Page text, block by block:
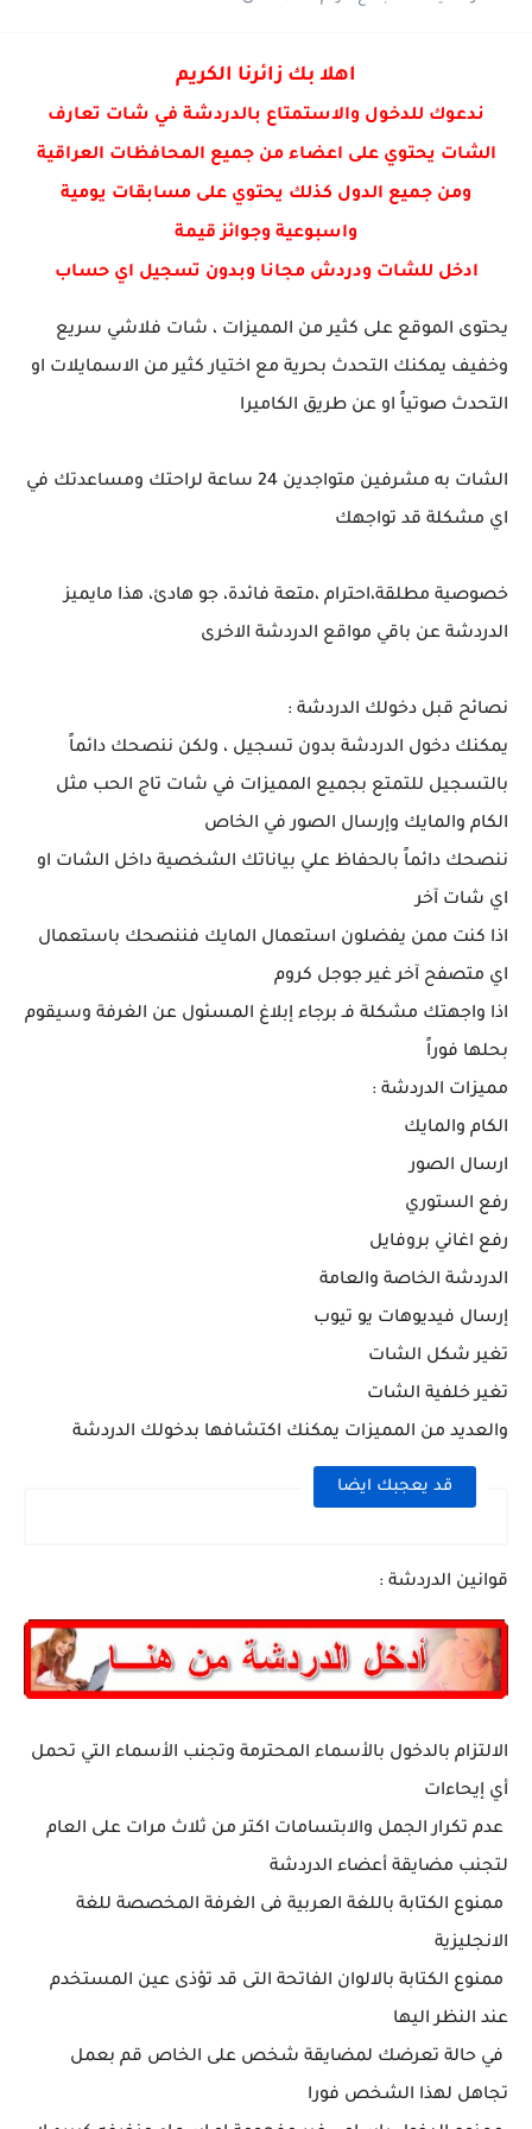
شات عفاف , دردشة عفاف
شات رفيف دردشة رفيف
اهلا بك زائرنا الكريم
ندعوك للدخول والاستمتاع بالدردشة في شات تعارف
الشات يحتوي على اعضاء من جميع المحافظات العراقية
ومن جميع الدول كذلك يحتوي على مسابقات يومية
واسبوعية وجوائز قيمة
ادخل للشات ودردش مجانا وبدون تسجيل اي حساب
يحتوى الموقع على كثير من المميزات ، شات فلاشي سريع
وخفيف يمكنك التحدث بحرية مع اختيار كثير من الاسمايلات او
التحدث صوتياً او عن طريق الكاميرا
الشات به مشرفين متواجدين 24 ساعة لراحتك ومساعدتك في
اي مشكلة قد تواجهك
خصوصية مطلقة،احترام ،متعة فائدة، جو هادئ، هذا مايميز
الدردشة عن باقي مواقع الدردشة الاخرى
نصائح قبل دخولك الدردشة :
يمكنك دخول الدردشة بدون تسجيل ، ولكن ننصحك دائماً
بالتسجيل للتمتع بجميع المميزات في شات تاج الحب مثل
الكام والمايك وإرسال الصور في الخاص
ننصحك دائماً بالحفاظ علي بياناتك الشخصية داخل الشات او
اي شات آخر
اذا كنت ممن يفضلون استعمال المايك فننصحك باستعمال
اي متصفح آخر غير جوجل كروم
اذا واجهتك مشكلة فـ برجاء إبلاغ المسئول عن الغرفة وسيقوم
بحلها فوراً
مميزات الدردشة :
الكام والمايك
ارسال الصور
رفع الستوري
رفع اغاني بروفايل
الدردشة الخاصة والعامة
إرسال فيديوهات يو تيوب
تغير شكل الشات
تغير خلفية الشات
والعديد من المميزات يمكنك اكتشافها بدخولك الدردشة
قد يعجبك ايضا
قوانين الدردشة :
الالتزام بالدخول بالأسماء المحترمة وتجنب الأسماء التي تحمل
أي إيحاءات
عدم تكرار الجمل والابتسامات اكتر من ثلاث مرات على العام
لتجنب مضايقة أعضاء الدردشة
ممنوع الكتابة باللغة العربية فى الغرفة المخصصة للغة
الانجليزية
ممنوع الكتابة بالالوان الفاتحة التى قد تؤذى عين المستخدم
عند النظر اليها
في حالة تعرضك لمضايقة شخص على الخاص قم بعمل
تجاهل لهذا الشخص فورا